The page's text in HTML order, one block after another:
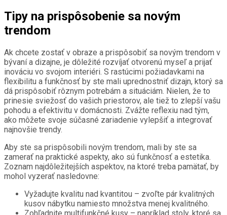
Tipy na prispôsobenie sa novým
trendom
Ak chcete zostať v obraze a prispôsobiť sa novým trendom v
bývaní a dizajne, je dôležité rozvíjať otvorenú myseľ a prijať
inováciu vo svojom interiéri. S rastúcimi požiadavkami na
flexibilitu a funkčnosť by ste mali uprednostniť dizajn, ktorý sa
dá prispôsobiť rôznym potrebám a situáciám. Nielen, že to
prinesie sviežosť do vašich priestorov, ale tiež to zlepší vašu
pohodu a efektivitu v domácnosti. Zvážte reflexiu nad tým,
ako môžete svoje súčasné zariadenie vylepšiť a integrovať
najnovšie trendy.
Aby ste sa prispôsobili novým trendom, mali by ste sa
zamerať na praktické aspekty, ako sú funkčnosť a estetika.
Zoznam najdôležitejších aspektov, na ktoré treba pamätať, by
mohol vyzerať nasledovne:
Vyžadujte kvalitu nad kvantitou – zvoľte pár kvalitných
kusov nábytku namiesto množstva menej kvalitného.